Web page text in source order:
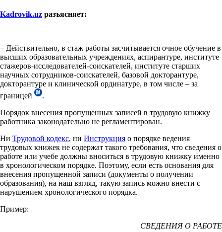
Kadrovik.uz разъясняет:
– Действительно, в стаж работы засчитывается очное обучение в
высших образовательных учреждениях, аспирантуре, институте
стажеров-исследователей-соискателей, институте старших
научных сотрудников-соискателей, базовой докторантуре,
докторантуре и клинической ординатуре, в том числе – за
границей
.
Порядок внесения пропущенных записей в трудовую книжку
работника законодательно не регламентирован.
Ни Трудовой кодекс, ни Инструкция о порядке ведения
трудовых книжек не содержат такого требования, что сведения о
работе или учебе должны вноситься в трудовую книжку именно
в хронологическом порядке. Поэтому, если есть основания для
внесения пропущенной записи (документы о получении
образования), на наш взгляд, такую запись можно внести с
нарушением хронологического порядка.
Пример:
СВЕДЕНИЯ О РАБОТЕ